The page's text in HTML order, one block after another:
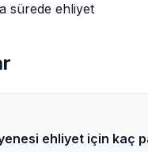
sürede ehliyet
ehliyet için kaç